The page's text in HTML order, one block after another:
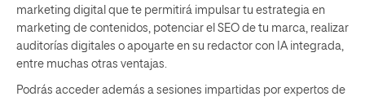
marketing digital que te permitirá impulsar tu estrategia en
marketing de contenidos, potenciar el SEO de tu marca, realizar
auditorías digitales o apoyarte en su redactor con IA integrada,
entre muchas otras ventajas.
Podrás acceder además a sesiones impartidas por expertos de